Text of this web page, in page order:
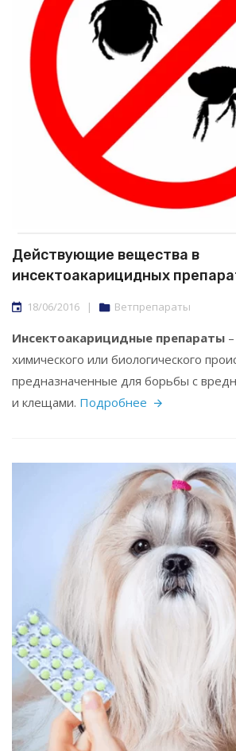
Действующие вещества в
инсектоакарицидных
18/06/2016 | Ветпрепараты
Инсектоакарицидные препараты
химического или биологического
предназначенные для борьбы с
и клещами. Подробнее